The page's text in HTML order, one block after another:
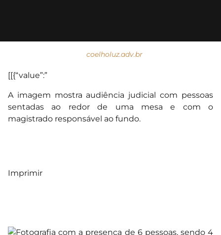
coelholuz.adv.br
[[{“value”:”
A imagem mostra audiência judicial com pessoas
sentadas ao redor de uma mesa e com o
magistrado responsável ao fundo.
Imprimir